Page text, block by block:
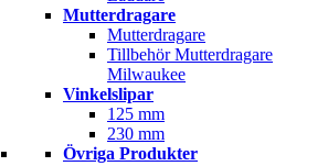
Mutterdragare
Mutterdragare
Tillbehör Mutterdragare
Milwaukee
Vinkelslipar
125 mm
230 mm
Övriga Produkter